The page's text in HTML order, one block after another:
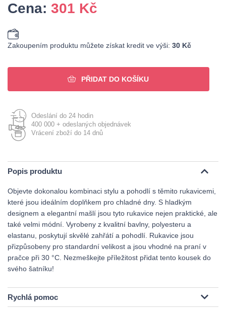
Cena: 301 Kč
Zakoupením produktu můžete získat kredit ve výši: 30 Kč
PŘIDAT DO KOŠÍKU
Odeslání do 24 hodin
400 000 + odeslaných objednávek
Vrácení zboží do 14 dnů
Popis produktu
Objevte dokonalou kombinaci stylu a pohodlí s těmito rukavicemi,
které jsou ideálním doplňkem pro chladné dny. S hladkým
designem a elegantní mašlí jsou tyto rukavice nejen praktické, ale
také velmi módní. Vyrobeny z kvalitní bavlny, polyesteru a
elastanu, poskytují skvělé zahřátí a pohodlí. Rukavice jsou
přizpůsobeny pro standardní velikost a jsou vhodné na praní v
pračce při 30 °C. Nezmeškejte příležitost přidat tento kousek do
svého šatníku!
Rychlá pomoc